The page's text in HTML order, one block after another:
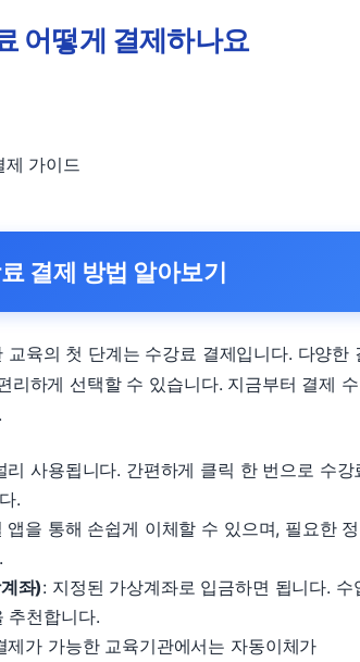
어떻게 결제하나요
가이드
결제 방법 알아보기
교육의 첫 단계는 수강료 결제입니다. 다양한
리하게 선택할 수 있습니다. 지금부터 결제
리 사용됩니다. 간편하게 클릭 한 번으로 수강
.
앱을 통해 손쉽게 이체할 수 있으며, 필요한
좌): 지정된 가상계좌로 입금하면 됩니다. 수
추천합니다.
제가 가능한 교육기관에서는 자동이체가